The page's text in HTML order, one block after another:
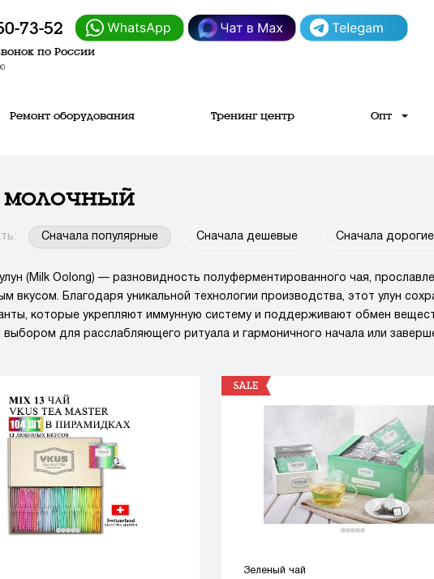
73-52
по России
Ремонт оборудования Тренинг центр Опт
молочный
Сначала популярные Сначала дешевые Сначала дорогие
(Milk Oolong) — разновидность полуферментированного чая,
вкусом. Благодаря уникальной технологии производства, этот улун
которые укрепляют иммунную систему и поддерживают обмен
выбором для расслабляющего ритуала и гармоничного начала или
Зеленый чай
SALE